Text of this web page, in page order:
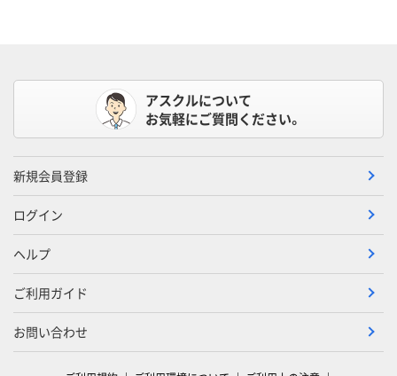
アスクルについて
お気軽にご質問ください。
新規会員登録
ログイン
ヘルプ
ご利用ガイド
お問い合わせ